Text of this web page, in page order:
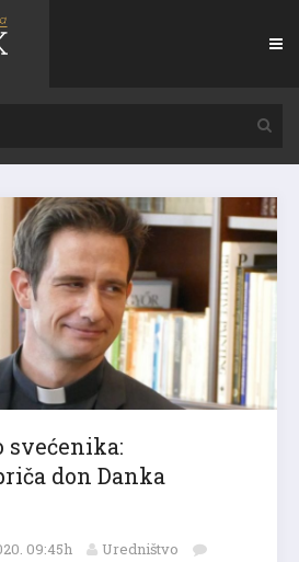
svećenika:
don Danka
09:45h Uredništvo